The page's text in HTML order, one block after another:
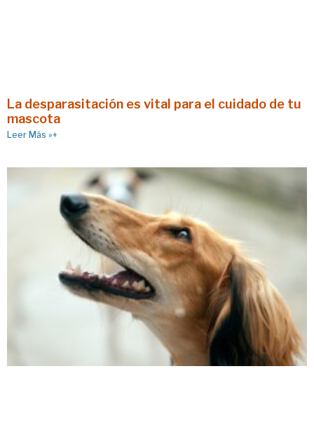
La desparasitación es vital para el cuidado de tu
mascota
Leer Más »+